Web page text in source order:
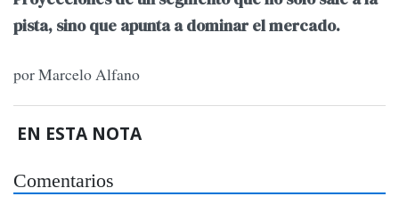
pista, sino que apunta a dominar el mercado.
por Marcelo Alfano
EN ESTA NOTA
Comentarios